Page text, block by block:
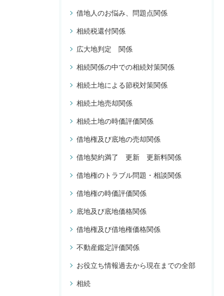
借地人のお悩み、問題点関係
相続税還付関係
広大地判定 関係
相続関係の中での相続対策関係
相続土地による節税対策関係
相続土地売却関係
相続土地の時価評価関係
借地権及び底地の売却関係
借地契約満了 更新 更新料関係
借地権のトラブル問題・相談関係
借地権の時価評価関係
底地及び底地価格関係
借地権及び借地権価格関係
不動産鑑定評価関係
お役立ち情報過去から現在までの全部
相続